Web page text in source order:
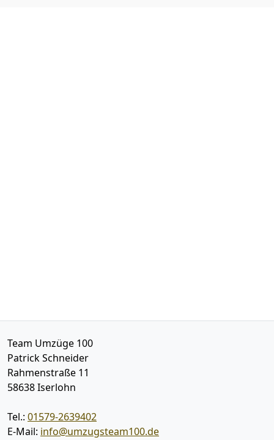
Team Umzüge 100
Patrick Schneider
Rahmenstraße 11
58638Iserlohn
Tel.: 01579-2639402
E-Mail: info@umzugsteam100.de